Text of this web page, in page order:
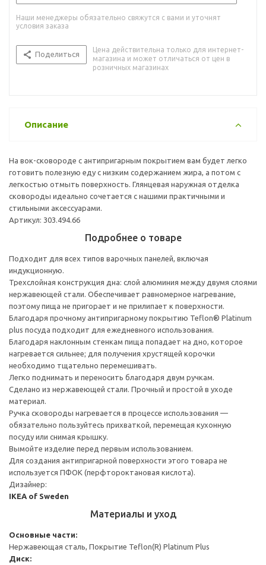
Наши менеджеры обязательно свяжутся с вами и уточнят
условия заказа
Поделиться
Цена действительна только для интернет-
магазина и может отличаться от цен в
розничных магазинах
Описание
На вок-сковороде с антипригарным покрытием вам будет легко
готовить полезную еду с низким содержанием жира, а потом с
легкостью отмыть поверхность. Глянцевая наружная отделка
сковороды идеально сочетается с нашими практичными и
стильными аксессуарами.
Артикул: 303.494.66
Подробнее о товаре
Подходит для всех типов варочных панелей, включая
индукционную.
Трехслойная конструкция дна: слой алюминия между двумя слоями
нержавеющей стали. Обеспечивает равномерное нагревание,
поэтому пища не пригорает и не прилипает к поверхности.
Благодаря прочному антипригарному покрытию Teflon® Platinum
plus посуда подходит для ежедневного использования.
Благодаря наклонным стенкам пища попадает на дно, которое
нагревается сильнее; для получения хрустящей корочки
необходимо тщательно перемешивать.
Легко поднимать и переносить благодаря двум ручкам.
Сделано из нержавеющей стали. Прочный и простой в уходе
материал.
Ручка сковороды нагревается в процессе использования —
обязательно пользуйтесь прихваткой, перемещая кухонную
посуду или снимая крышку.
Вымойте изделие перед первым использованием.
Для создания антипригарной поверхности этого товара не
используется ПФОК (перфтороктановая кислота).
Дизайнер:
IKEA of Sweden
Материалы и уход
Основные части:
Нержавеющая сталь, Покрытие Teflon(R) Platinum Plus
Диск: